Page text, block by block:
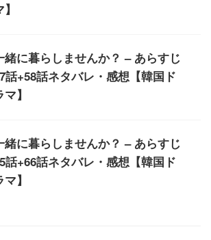
緒に暮らしませんか？ – あらすじ
話+58話ネタバレ・感想【韓国ド
マ】
緒に暮らしませんか？ – あらすじ
話+66話ネタバレ・感想【韓国ド
マ】